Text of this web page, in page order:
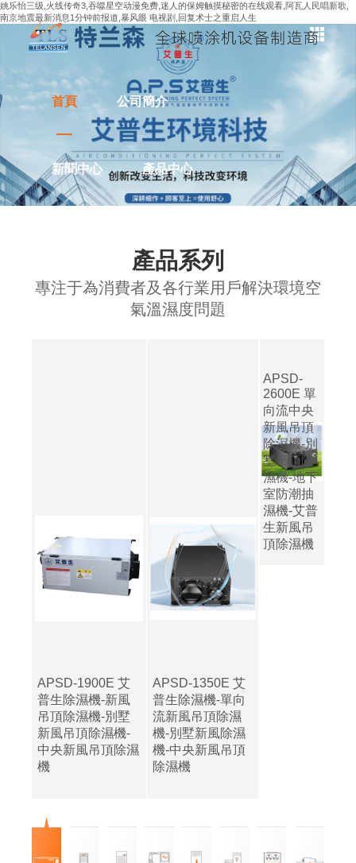
姚乐怡三级,火线传奇3,吞噬星空动漫免费,迷人的保姆触摸秘密的在线观看,阿瓦人民唱新歌,
南京地震最新消息1分钟前报道,暴风眼 电视剧,回复术士之重启人生
首頁 公司簡介
新聞中心 產品中心
產品系列
專注于為消費者及各行業用戶解決環境空
氣溫濕度問題
APSD-1900E 艾
普生除濕機-新風
吊頂除濕機-別墅
新風吊頂除濕機-
中央新風吊頂除濕
機
APSD-1350E 艾
普生除濕機-單向
流新風吊頂除濕
機-別墅新風除濕
機-中央新風吊頂
除濕機
APSD-
2600E 單
向流中央
新風吊頂
除濕機-別
墅吊頂除
濕機-地下
室防潮抽
濕機-艾普
生新風吊
頂除濕機